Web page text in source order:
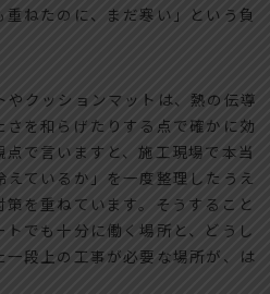
ねたのに、まだ寒い」という負
クッションマットは、熱の伝導
を和らげたりする点で確かに効
で言いますと、施工現場で本当
ているか」を一度整理したうえ
を重ねています。そうすること
でも十分に働く場所と、どうし
段上の工事が必要な場所が、は